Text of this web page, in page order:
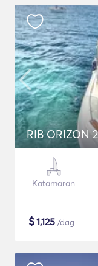
RIB ORIZON
Katamaran
$1,125 /dag